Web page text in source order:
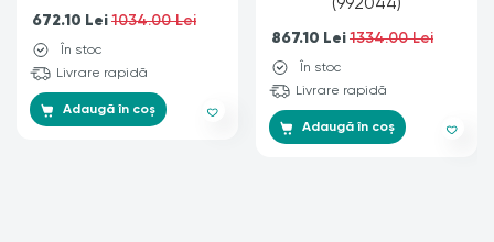
672.10 Lei1034.00 Lei
În stoc
Livrare rapidă
Adaugă în coș
867.10 Lei1334.00 Lei
În stoc
Livrare rapidă
Adaugă în coș